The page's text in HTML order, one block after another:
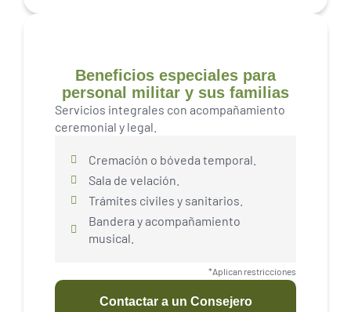
Beneficios especiales para
personal militar y sus familias
Servicios integrales con acompañamiento
ceremonial y legal.
Cremación o bóveda temporal.
Sala de velación.
Trámites civiles y sanitarios.
Bandera y acompañamiento
musical.
*Aplican restricciones
Contactar a un Consejero